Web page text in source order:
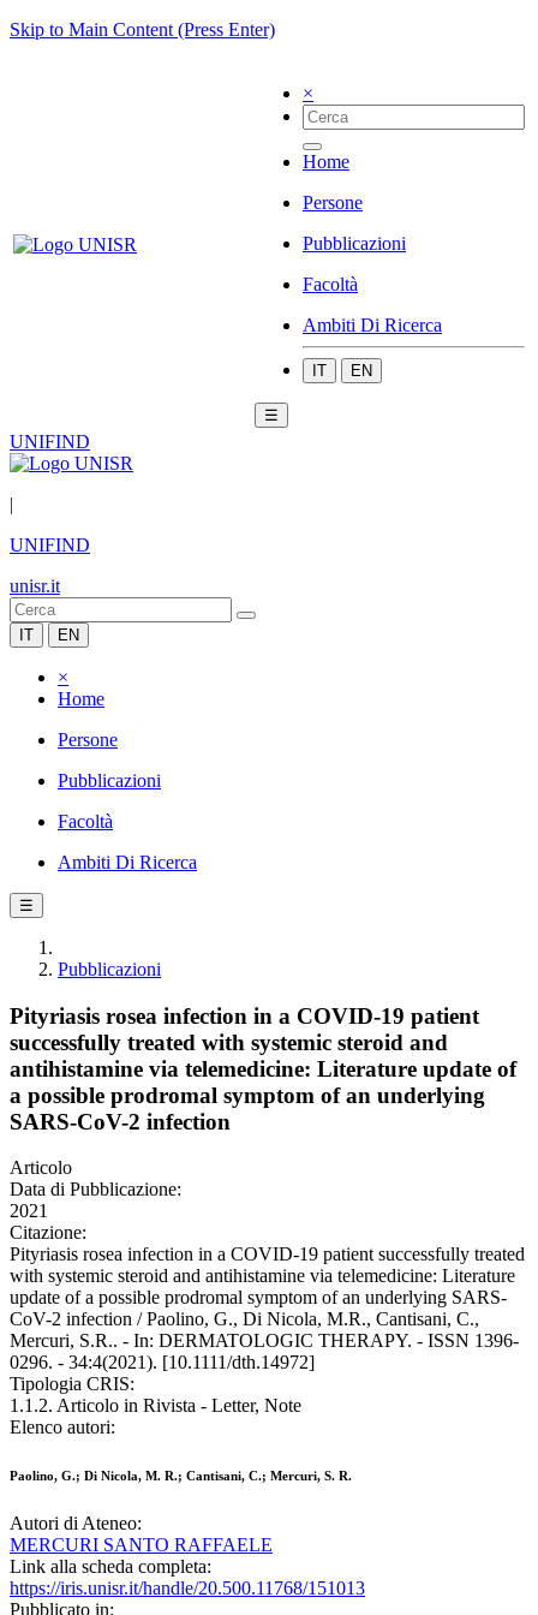
Skip to Main Content (Press Enter)
×
Home
Persone
Pubblicazioni
Facoltà
Ambiti Di Ricerca
IT EN
☰
UNIFIND
|
UNIFIND
unisr.it
IT EN
×
Home
Persone
Pubblicazioni
Facoltà
Ambiti Di Ricerca
☰
Pubblicazioni
Pityriasis rosea infection in a COVID-19 patient
successfully treated with systemic steroid and
antihistamine via telemedicine: Literature update of
a possible prodromal symptom of an underlying
SARS-CoV-2 infection
Articolo
Data di Pubblicazione:
2021
Citazione:
Pityriasis rosea infection in a COVID-19 patient successfully treated
with systemic steroid and antihistamine via telemedicine: Literature
update of a possible prodromal symptom of an underlying SARS-
CoV-2 infection / Paolino, G., Di Nicola, M.R., Cantisani, C.,
Mercuri, S.R.. - In: DERMATOLOGIC THERAPY. - ISSN 1396-
0296. - 34:4(2021). [10.1111/dth.14972]
Tipologia CRIS:
1.1.2. Articolo in Rivista - Letter, Note
Elenco autori:
Paolino, G.; Di Nicola, M. R.; Cantisani, C.; Mercuri, S. R.
Autori di Ateneo:
MERCURI SANTO RAFFAELE
Link alla scheda completa:
https://iris.unisr.it/handle/20.500.11768/151013
Pubblicato in: